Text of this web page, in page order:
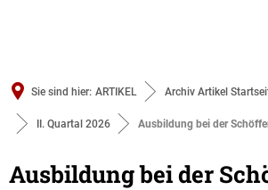
Sie sind hier: ARTIKEL Archiv Artikel
II. Quartal 2026 Ausbildung bei der
Ausbildung bei der